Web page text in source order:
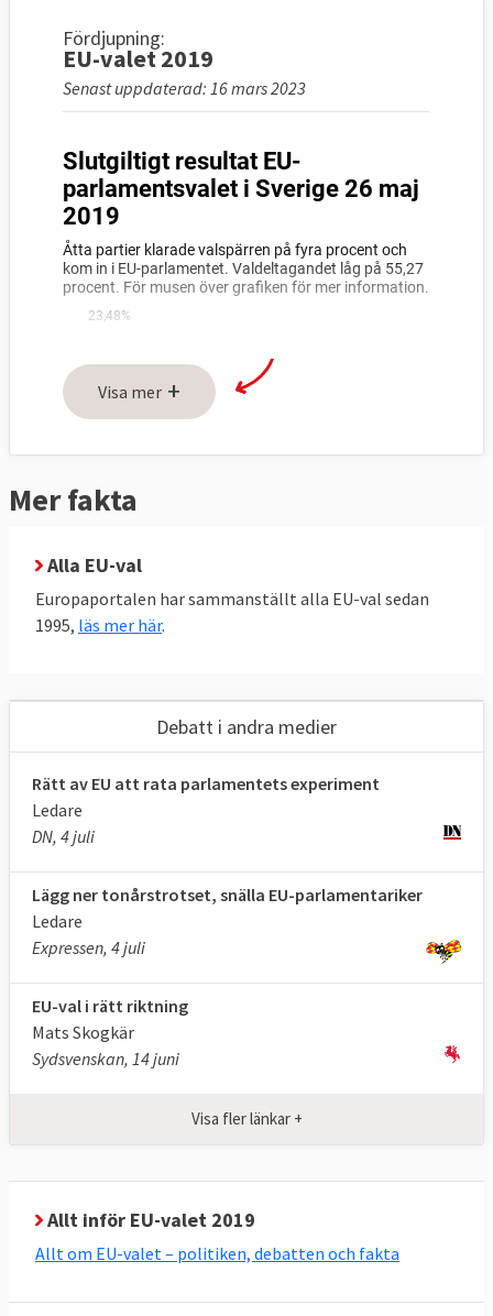
Fördjupning:
EU-valet 2019
Senast uppdaterad: 16 mars 2023
SVENSKA KANDIDATER I EU-VALET
Nio större partier ställer upp 331
kandidater till 21 platser i
Europaparlamentet.Se alla större partiers
kandidater.
Ytterligare 76 svenska mindre partier är
deras kandidater
Kandidater till ordförande i EU-
kommissionen, så kallade
för EU-kommissionen genom EU-valet. Det
nyvalda Europaparlamentet väljer
Partigrupperna nedan står i nuvarande
storleksordning i förhållande till antalet
Visa mer +
Mer fakta
Alla EU-val
Europaportalen har sammanställt alla EU-val sedan
1995, läs mer här.
Debatt i andra medier
Rätt av EU att rata parlamentets experiment
Ledare
DN, 4 juli
Lägg ner tonårstrotset, snälla EU-parlamentariker
Ledare
Expressen, 4 juli
EU-val i rätt riktning
Mats Skogkär
Sydsvenskan, 14 juni
Visa fler länkar +
Allt inför EU-valet 2019
Allt om EU-valet – politiken, debatten och fakta